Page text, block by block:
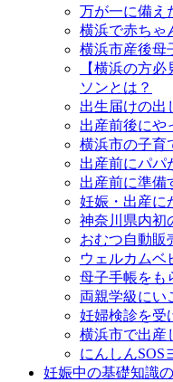
万が一に備え
横浜で赤ちゃ
横浜市産後母
【横浜の方
ソンとは？
出生届けの出
出産前後にや
横浜市の子育
出産前にパパ
出産前に準備
妊娠・出産に
神奈川県内初
おむつ自動販
ウェルカムベ
母子手帳をも
両親学級にい
妊婦検診を受
横浜市で出産
にんしんSOS
妊娠中の基礎知識